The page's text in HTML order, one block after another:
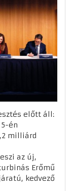
előtt áll:
én
milliárd
az új,
Erőmű
kedvező